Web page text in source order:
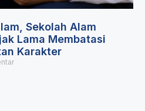
Sekolah Alam
Lama Membatasi
Karakter